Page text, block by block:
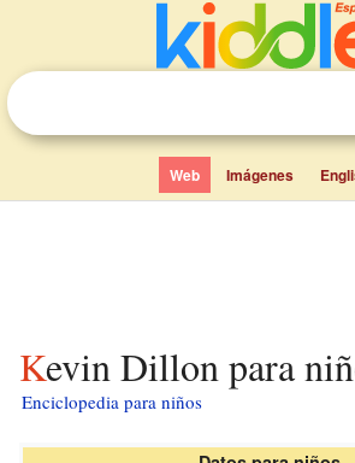
Web Imágenes
Kevin Dillon para
Enciclopedia para niños